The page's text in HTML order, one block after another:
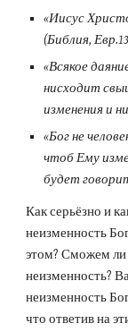
«Иисус
(Библия,
«Всякое
нисходит
изменения и
«Бог не
чтоб Ему
будет
Как серьёзно и
неизменность
этом? Сможем ли
неизменность?
неизменность
что ответив на